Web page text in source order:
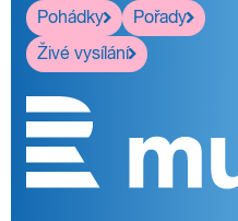
Pohádky
Pořady
Živé vysílání